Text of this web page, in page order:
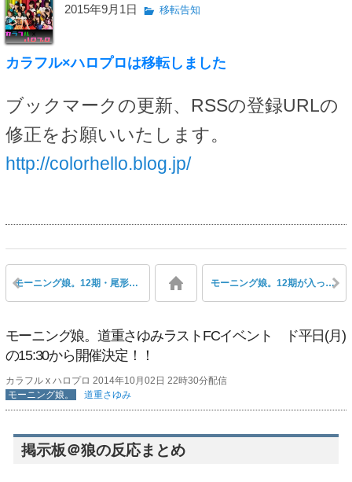
2015年9月1日 移転告知
カラフル×ハロプロは移転しました
ブックマークの更新、RSSの登録URLの
修正をお願いいたします。
http://colorhello.blog.jp/
モーニング娘。12期・尾形春水「ZIP!見逃した」に対し道重「大丈夫、すぐ動画上がるから」 モーニング娘。12期が入ってまたキラキラとした幸福感のあるモーニング娘。が戻ってくると思うと嬉しい
モーニング娘。道重さゆみラストFCイベント ド平日(月)
の15:30から開催決定！！
カラフル x ハロプロ 2014年10月02日 22時30分配信
モーニング娘。
道重さゆみ
掲示板＠狼の反応まとめ